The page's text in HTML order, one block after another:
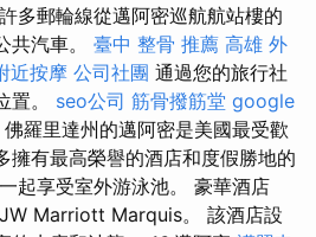
多郵輪線從邁阿密巡航航站樓的
共汽車。 臺中 整骨 推薦 高雄 外
近按摩 公司社團 通過您的旅行社
置。 seo公司 筋骨撥筋堂 google
佛羅里達州的邁阿密是美國最受歡
擁有最高榮譽的酒店和度假勝地的
起享受室外游泳池。 豪華酒店
Marriott Marquis。 該酒店設